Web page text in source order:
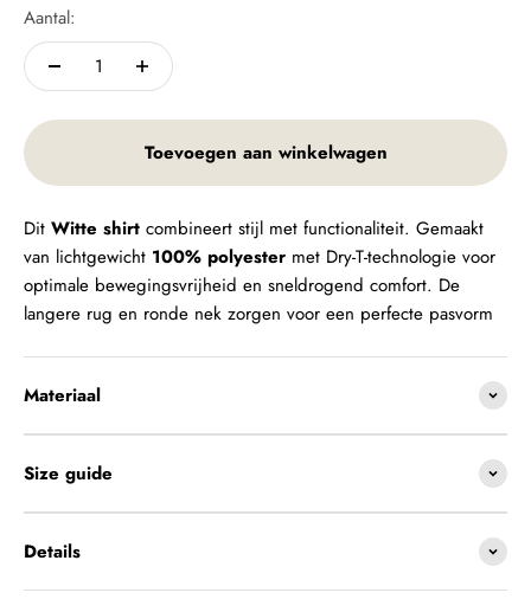
Aantal:
Toevoegen aan winkelwagen
Dit Witte shirt combineert stijl met functionaliteit. Gemaakt
van lichtgewicht 100% polyester met Dry-T-technologie voor
optimale bewegingsvrijheid en sneldrogend comfort. De
langere rug en ronde nek zorgen voor een perfecte pasvorm
Materiaal
Size guide
Details